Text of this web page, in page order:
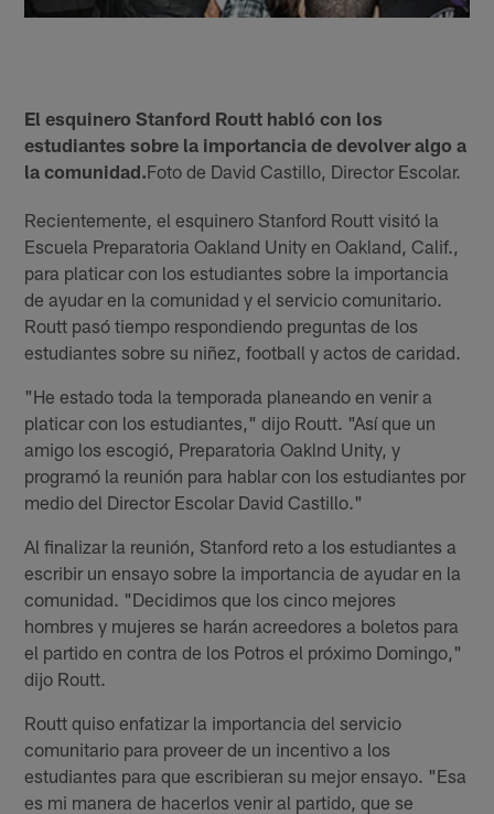
El esquinero Stanford Routt habló con los
estudiantes sobre la importancia de devolver algo a
la comunidad.Foto de David Castillo, Director Escolar.
Recientemente, el esquinero Stanford Routt visitó la
Escuela Preparatoria Oakland Unity en Oakland, Calif.,
para platicar con los estudiantes sobre la importancia
de ayudar en la comunidad y el servicio comunitario.
Routt pasó tiempo respondiendo preguntas de los
estudiantes sobre su niñez, football y actos de caridad.
"He estado toda la temporada planeando en venir a
platicar con los estudiantes," dijo Routt. "Así que un
amigo los escogió, Preparatoria Oaklnd Unity, y
programó la reunión para hablar con los estudiantes por
medio del Director Escolar David Castillo."
Al finalizar la reunión, Stanford reto a los estudiantes a
escribir un ensayo sobre la importancia de ayudar en la
comunidad. "Decidimos que los cinco mejores
hombres y mujeres se harán acreedores a boletos para
el partido en contra de los Potros el próximo Domingo,"
dijo Routt.
Routt quiso enfatizar la importancia del servicio
comunitario para proveer de un incentivo a los
estudiantes para que escribieran su mejor ensayo. "Esa
es mi manera de hacerlos venir al partido, que se